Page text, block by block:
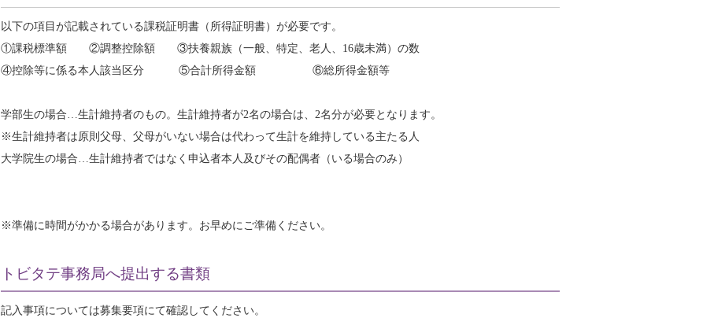
以下の項目が記載されている課税証明書（所得証明書）が必要です。
①課税標準額 ②調整控除額 ③扶養親族（一般、特定、老人、16歳未満）の数
④控除等に係る本人該当区分 ⑤合計所得金額 ⑥総所得金額等
学部生の場合…生計維持者のもの。生計維持者が2名の場合は、2名分が必要となります。
※生計維持者は原則父母、父母がいない場合は代わって生計を維持している主たる人
大学院生の場合…生計維持者ではなく申込者本人及びその配偶者（いる場合のみ）
※準備に時間がかかる場合があります。お早めにご準備ください。
トビタテ事務局へ提出する書類
記入事項については募集要項にて確認してください。